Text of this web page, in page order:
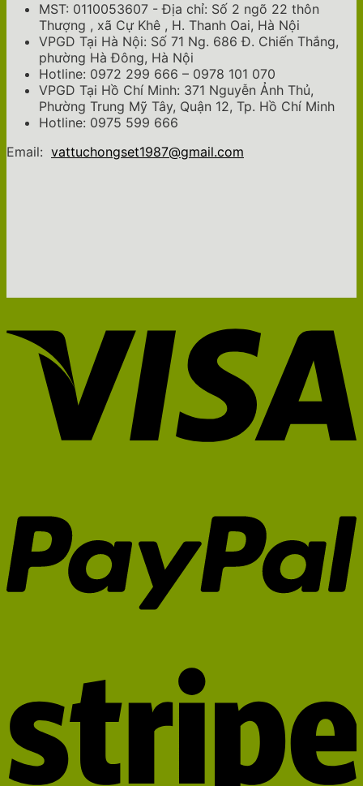
MST: 0110053607 - Địa chỉ: Số 2 ngõ 22 thôn
Thượng , xã Cự Khê , H. Thanh Oai, Hà Nội
VPGD Tại Hà Nội: Số 71 Ng. 686 Đ. Chiến Thắng,
phường Hà Đông, Hà Nội
Hotline: 0972 299 666 – 0978 101 070
VPGD Tại Hồ Chí Minh: 371 Nguyễn Ảnh Thủ,
Phường Trung Mỹ Tây, Quận 12, Tp. Hồ Chí Minh
Hotline: 0975 599 666
Email: vattuchongset1987@gmail.com